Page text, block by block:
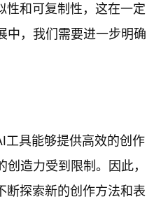
性和可复制性，这在一定
中，我们需要进一步明确
工具能够提供高效的创作
造力受到限制。因此，
断探索新的创作方法和表